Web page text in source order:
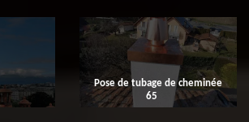
Pose de tubage de cheminée
65